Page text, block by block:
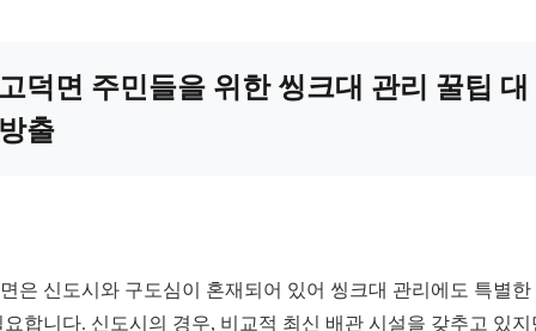
덕면 주민들을 위한 씽크대 관리 꿀팁 대
출
은 신도시와 구도심이 혼재되어 있어 씽크대 관리에도 특별한
요합니다. 신도시의 경우, 비교적 최신 배관 시설을 갖추고 있지